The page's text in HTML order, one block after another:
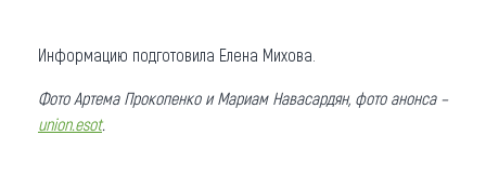
Информацию подготовила Елена Михова.
Фото Артема Прокопенко и Мариам Навасардян, фото анонса –
union.esot.